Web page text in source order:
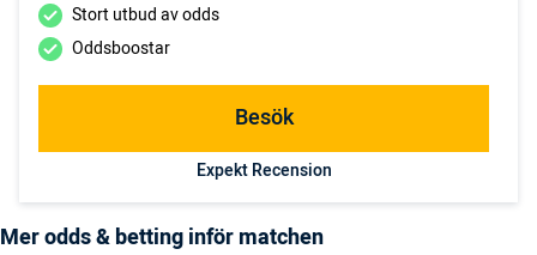
Stort utbud av odds
Oddsboostar
Besök
Expekt Recension
Mer odds & betting inför matchen